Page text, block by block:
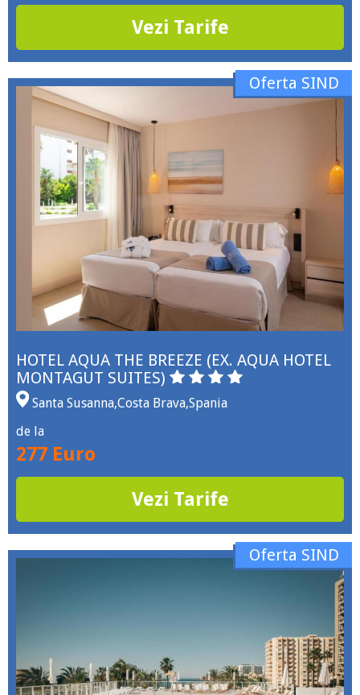
Vezi Tarife
HOTEL AQUA THE BREEZE (EX. AQUA HOTEL
MONTAGUT SUITES)
Santa Susanna,Costa Brava,Spania
de la
277 Euro
Vezi Tarife
Oferta SIND
Oferta SIND